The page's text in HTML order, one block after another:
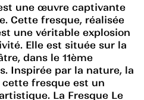
une œuvre captivante
Cette fresque, réalisée
une véritable explosion
Elle est située sur la
dans le 11ème
Inspirée par la nature, la
cette fresque est un
La Fresque Le